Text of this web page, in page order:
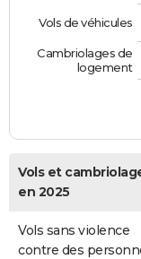
Vols de véhicules
Cambriolages de
logement
Vols et
en 2025
Vols sans violence
contre des